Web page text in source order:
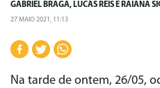
GABRIEL BRAGA, LUCAS REIS E RAIANA
27 MAIO 2021, 11:13
Na tarde de ontem, 26/05,